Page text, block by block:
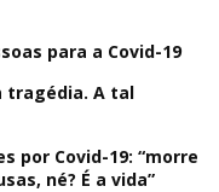
para a Covid-19
tragédia. A tal
por Covid-19: “morre
né? É a vida”